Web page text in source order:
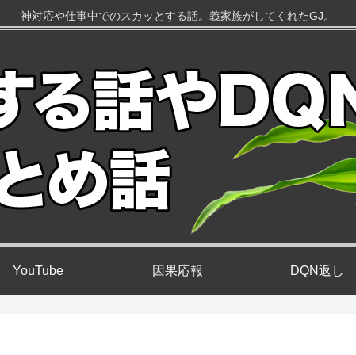
神対応や仕事中でのスカッとする話。義家族がしてくれたGJ。
YouTube 因果応報 DQN返し